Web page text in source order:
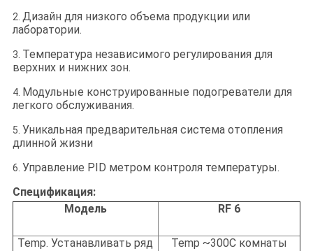
2. Дизайн для низкого объема продукции или
лаборатории.
3. Температура независимого регулирования для
верхних и нижних зон.
4. Модульные конструированные подогреватели для
легкого обслуживания.
5. Уникальная предварительная система отопления
длинной жизни
6. Управление PID метром контроля температуры.
Спецификация:
Модель
RF 6
Temp. Устанавливать ряд Temp ~300C комнаты